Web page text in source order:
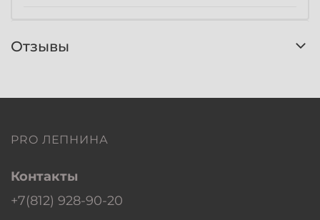
Отзывы
PRO ЛЕПНИНА
Контакты
+7(812) 928-90-20